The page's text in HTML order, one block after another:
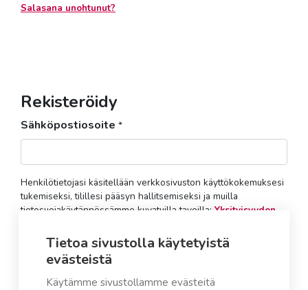
Salasana unohtunut?
Rekisteröidy
Sähköpostiosoite *
Henkilötietojasi käsitellään verkkosivuston käyttökokemuksesi
tukemiseksi, tilillesi pääsyn hallitsemiseksi ja muilla
tietosuojakäytännössämme kuvatuilla tavoilla: Yksityisyyden
Rekisteröidy
Tietoa sivustolla käytetyistä
evästeistä
Käytämme sivustollamme evästeitä